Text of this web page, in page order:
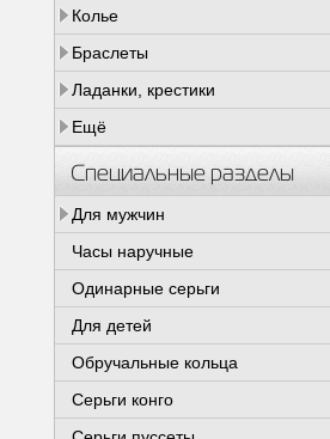
Колье
Браслеты
Ладанки, крестики
Ещё
Специальные разделы
Для мужчин
Часы наручные
Одинарные серьги
Для детей
Обручальные кольца
Серьги конго